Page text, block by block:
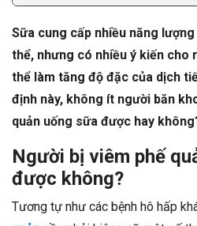
Sữa cung cấp nhiều năng
thể, nhưng có nhiều ý kiến cho
thể làm tăng độ đặc của dịch
định này, không ít người băn
quản uống sữa được hay
Người bị viêm phế
được không?
Tương tự như các bệnh hô hấp